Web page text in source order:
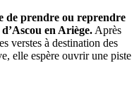
de prendre ou reprendre
en Ariège. Après
verstes à destination des
elle espère ouvrir une piste